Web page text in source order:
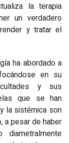
la terapia
un verdadero
y tratar el
ha abordado a
en su
y sus
que se han
la sistémica son
a pesar de haber